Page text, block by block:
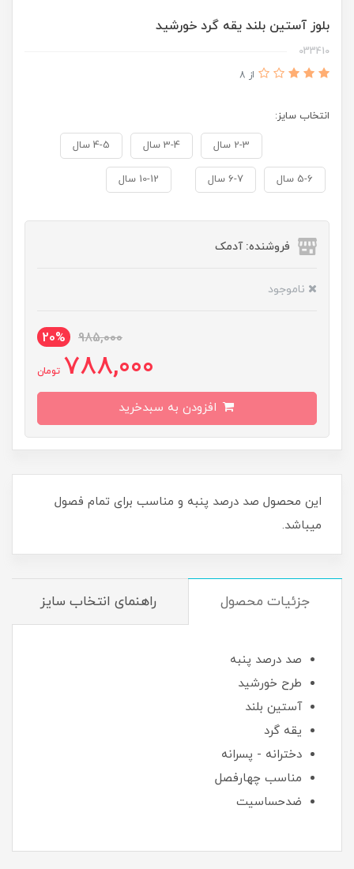
بلوز آستین بلند یقه گرد خورشید
033410
از 8
انتخاب سایز:
2-3 سال 3-4 سال 4-5 سال
5-6 سال 6-7 سال 10-12 سال
فروشنده: آدمک
ناموجود
985,000
20%
788,000 تومان
این محصول صد درصد پنبه و مناسب برای تمام فصول
میباشد.
جزئیات محصول راهنمای انتخاب سایز
صد درصد پنبه
طرح خورشید
آستین بلند
یقه گرد
دخترانه - پسرانه
مناسب چهارفصل
ضدحساسیت